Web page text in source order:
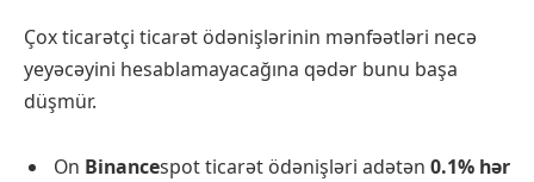
Çox ticarətçi ticarət ödənişlərinin mənfəətləri necə
yeyəcəyini hesablamayacağına qədər bunu başa
düşmür.
On Binancespot ticarət ödənişləri adətən 0.1% hər